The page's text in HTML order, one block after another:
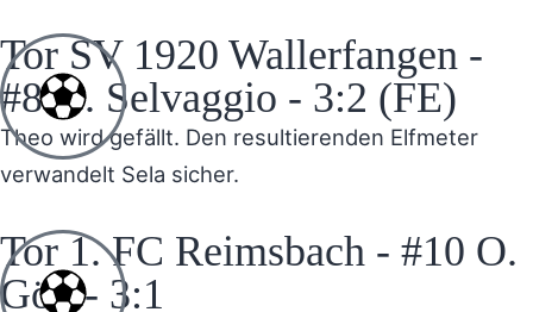
Tor SV 1920 Wallerfangen -
#8 D. Selvaggio - 3:2 (FE)
Theo wird gefällt. Den resultierenden Elfmeter
verwandelt Sela sicher.
Tor 1. FC Reimsbach - #10 O.
Gök - 3:1